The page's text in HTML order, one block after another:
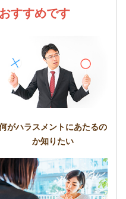
すすめです
がハラスメントにあたるの
か知りたい